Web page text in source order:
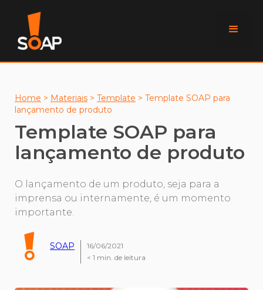
Home > Materiais > Template > Template SOAP para
lançamento de produto
Template SOAP para
lançamento de produto
O lançamento de um produto, seja para a
imprensa ou internamente, é um momento
importante.
SOAP
16/06/2021
< 1 min. de leitura